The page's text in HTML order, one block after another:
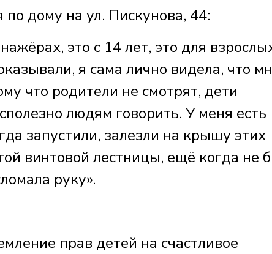
дому на ул. Пискунова, 44:
это с 14 лет, это для
я сама лично видела, что
что родители не смотрят, дети
людям говорить. У меня есть
запустили, залезли на крышу этих
винтовой лестницы, ещё когда не
руку».
прав детей на счастливое